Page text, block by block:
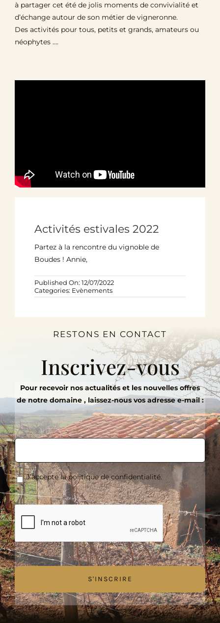
à partager cet été de jolis moments de convivialité et
d’échange autour de son métier de vigneronne.
Des activités pour tous, petits et grands, amateurs ou
néophytes ….
Activités estivales 2022
Partez à la rencontre du vignoble de
Boudes ! Annie,
Published On: 12/07/2022
Categories: Evènements
RESTONS EN CONTACT
Inscrivez-vous
Pour recevoir nos actualités et les nouvelles offres
de notre domaine , laissez-nous vos adresse e-mail :
E-
mail
RGPD *
J’accepte la politique de confidentialité.
*
CAPTCHA